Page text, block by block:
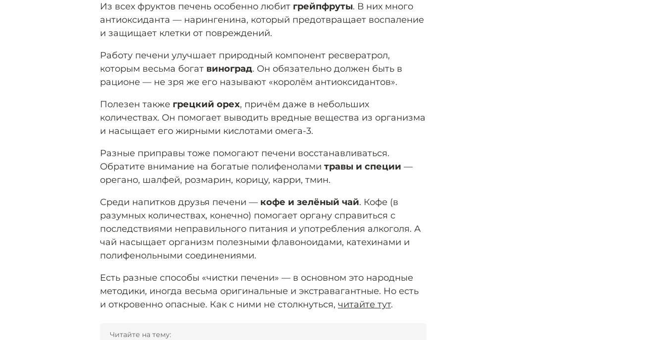
Из всех фруктов печень особенно любит грейпфруты. В них много
антиоксиданта — нарингенина, который предотвращает воспаление
и защищает клетки от повреждений.
Работу печени улучшает природный компонент ресвератрол,
которым весьма богат виноград. Он обязательно должен быть в
рационе — не зря же его называют «королём антиоксидантов».
Полезен также грецкий орех, причём даже в небольших
количествах. Он помогает выводить вредные вещества из организма
и насыщает его жирными кислотами омега-3.
Разные приправы тоже помогают печени восстанавливаться.
Обратите внимание на богатые полифенолами травы и специи —
орегано, шалфей, розмарин, корицу, карри, тмин.
Среди напитков друзья печени — кофе и зелёный чай. Кофе (в
разумных количествах, конечно) помогает органу справиться с
последствиями неправильного питания и употребления алкоголя. А
чай насыщает организм полезными флавоноидами, катехинами и
полифенольными соединениями.
Есть разные способы «чистки печени» — в основном это народные
методики, иногда весьма оригинальные и экстравагантные. Но есть
и откровенно опасные. Как с ними не столкнуться, читайте тут.
Читайте на тему: